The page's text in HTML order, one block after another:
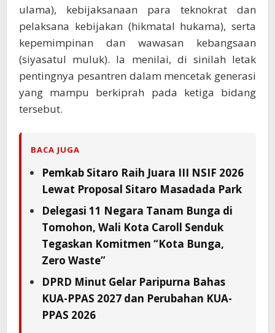
ulama), kebijaksanaan para teknokrat dan
pelaksana kebijakan (hikmatal hukama), serta
kepemimpinan dan wawasan kebangsaan
(siyasatul muluk). Ia menilai, di sinilah letak
pentingnya pesantren dalam mencetak generasi
yang mampu berkiprah pada ketiga bidang
tersebut.
BACA JUGA
Pemkab Sitaro Raih Juara III NSIF 2026
Lewat Proposal Sitaro Masadada Park
Delegasi 11 Negara Tanam Bunga di
Tomohon, Wali Kota Caroll Senduk
Tegaskan Komitmen “Kota Bunga,
Zero Waste”
DPRD Minut Gelar Paripurna Bahas
KUA-PPAS 2027 dan Perubahan KUA-
PPAS 2026